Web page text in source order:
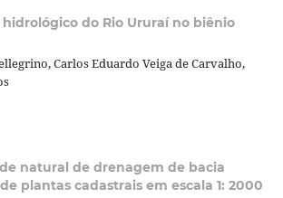
do Rio Ururaí no biênio
Carlos Eduardo Veiga de Carvalho,
natural de drenagem de bacia
plantas cadastrais em escala 1: 2000